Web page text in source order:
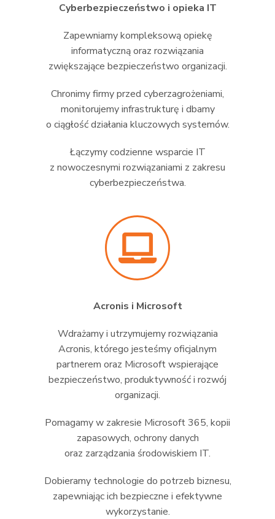
Cyberbezpieczeństwo i opieka IT
Zapewniamy kompleksową opiekę
informatyczną oraz rozwiązania
zwiększające bezpieczeństwo organizacji.
Chronimy firmy przed cyberzagrożeniami,
monitorujemy infrastrukturę i dbamy
o ciągłość działania kluczowych systemów.
Łączymy codzienne wsparcie IT
z nowoczesnymi rozwiązaniami z zakresu
cyberbezpieczeństwa.
Acronis i Microsoft
Wdrażamy i utrzymujemy rozwiązania
Acronis, którego jesteśmy oficjalnym
partnerem oraz Microsoft wspierające
bezpieczeństwo, produktywność i rozwój
organizacji.
Pomagamy w zakresie Microsoft 365, kopii
zapasowych, ochrony danych
oraz zarządzania środowiskiem IT.
Dobieramy technologie do potrzeb biznesu,
zapewniając ich bezpieczne i efektywne
wykorzystanie.